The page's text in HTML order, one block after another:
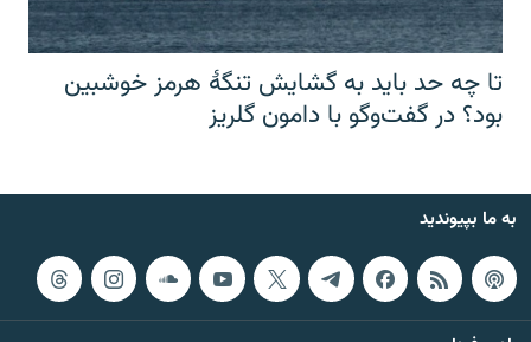
تا چه حد باید به گشایش تنگهٔ هرمز خوشبین
بود؟ در گفت‌وگو با دامون گلریز
به ما بپیوندید